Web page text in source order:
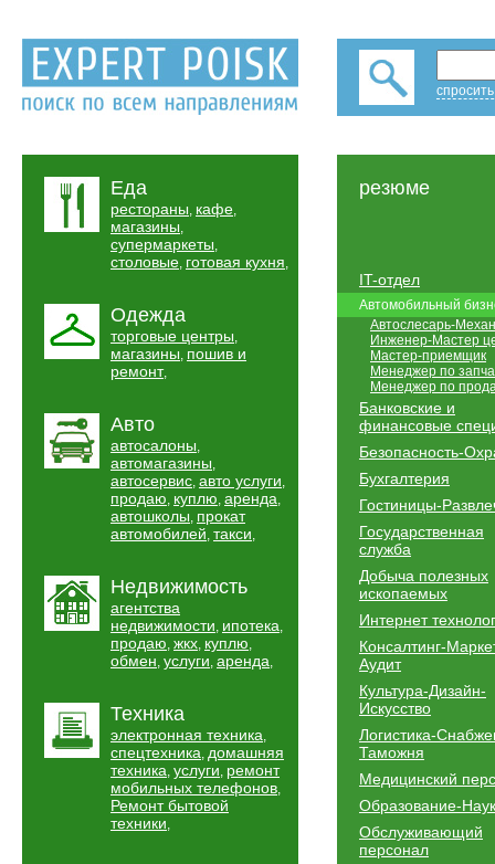
Еда
рестораны, кафе,
магазины,
супермаркеты,
столовые, готовая кухня,
Одежда
торговые центры,
магазины, пошив и
ремонт,
Авто
автосалоны,
автомагазины,
автосервис, авто услуги,
продаю, куплю, аренда,
автошколы, прокат
автомобилей, такси,
Недвижимость
агентства
недвижимости, ипотека,
продаю, жкх, куплю,
обмен, услуги, аренда,
Техника
электронная техника,
спецтехника, домашняя
техника, услуги, ремонт
мобильных телефонов,
Ремонт бытовой
техники,
резюме
IT-отдел
Автомобильный
Автослесарь-
Инженер-Мастер
Мастер-приемщик
Менеджер по
Менеджер по
Банковские и
финансовые
Безопасность-
Бухгалтерия
Гостиницы-
Государственная
служба
Добыча полезных
ископаемых
Интернет
Консалтинг-
Аудит
Культура-Дизайн-
Искусство
Логистика-
Таможня
Медицинский
Образование-
Обслуживающий
персонал